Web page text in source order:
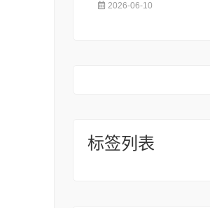
2026-06-10
标签列表